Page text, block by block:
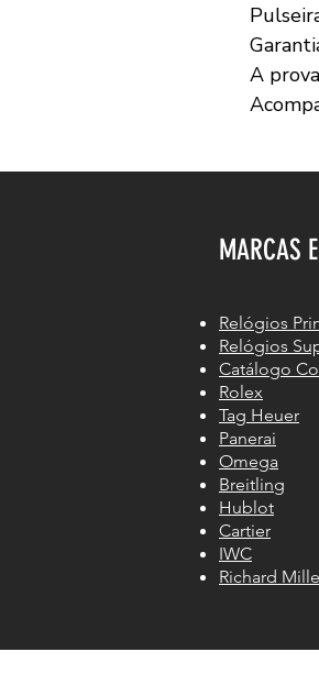
A
MARCAS
Relógios
Relógios
Catálogo
Rolex
Tag Heuer
Panerai
Omega
Breitling
Hublot
Cartier
IWC
Richard Mille